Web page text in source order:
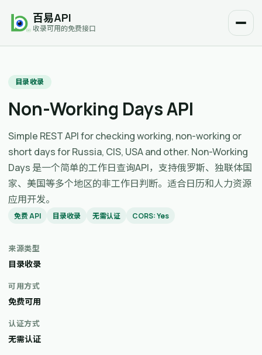
百易API
收录可用的免费接口
目录收录
Non-Working Days API
Simple REST API for checking working, non-working or
short days for Russia, CIS, USA and other. Non-Working
Days 是一个简单的工作日查询API，支持俄罗斯、独联体国
家、美国等多个地区的非工作日判断。适合日历和人力资源
应用开发。
免费 API 目录收录 无需认证 CORS: Yes
来源类型
目录收录
可用方式
免费可用
认证方式
无需认证